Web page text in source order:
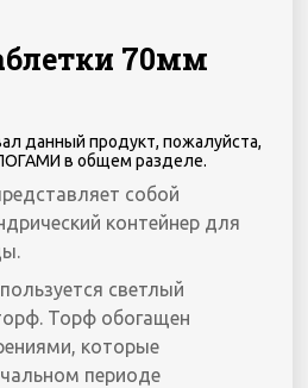
70мм
данный продукт, пожалуйста,
в общем разделе.
собой
контейнер для
светлый
Торф обогащен
которые
периоде